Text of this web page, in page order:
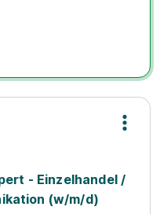
- Einzelhandel /
(w/m/d)